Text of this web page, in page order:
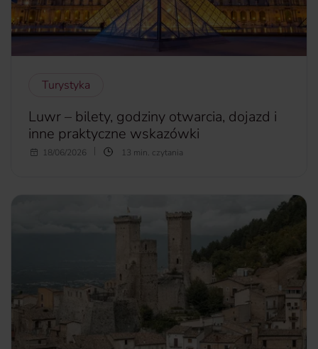
Turystyka
Luwr – bilety, godziny otwarcia, dojazd i
inne praktyczne wskazówki
Luwr to najczęściej odwiedzane muzeum na świecie i jedna
poruszać się po obiekcie?
więcej...
18/06/2026 13 min. czytania